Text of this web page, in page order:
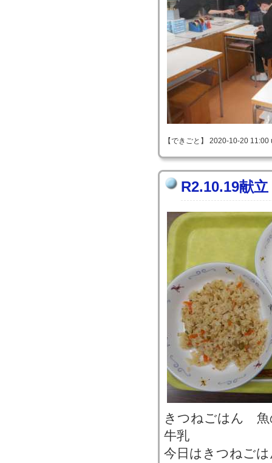
【できごと】 2020-10-20
R2.10.19献立
きつねごはん
牛乳
今日はきつねご